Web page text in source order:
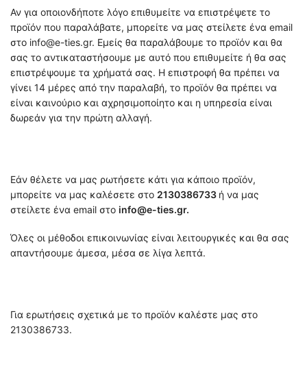
Αν για οποιονδήποτε λόγο επιθυμείτε να επιστρέψετε το
προϊόν που παραλάβατε, μπορείτε να μας στείλετε ένα email
στο info@e-ties.gr. Εμείς θα παραλάβουμε το προϊόν και θα
σας το αντικαταστήσουμε με αυτό που επιθυμείτε ή θα σας
επιστρέψουμε τα χρήματά σας. Η επιστροφή θα πρέπει να
γίνει 14 μέρες από την παραλαβή, το προϊόν θα πρέπει να
είναι καινούριο και αχρησιμοποίητο και η υπηρεσία είναι
δωρεάν για την πρώτη αλλαγή.
Εάν θέλετε να μας ρωτήσετε κάτι για κάποιο προϊόν,
μπορείτε να μας καλέσετε στο 2130386733 ή να μας
στείλετε ένα email στο info@e-ties.gr.
Όλες οι μέθοδοι επικοινωνίας είναι λειτουργικές και θα σας
απαντήσουμε άμεσα, μέσα σε λίγα λεπτά.
Για ερωτήσεις σχετικά με το προϊόν καλέστε μας στο
2130386733.